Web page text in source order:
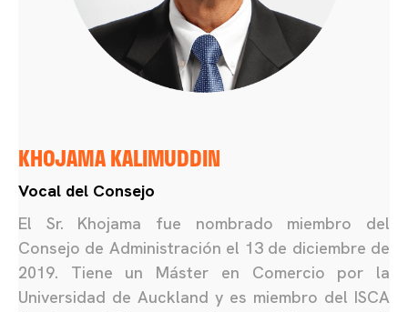
KHOJAMA KALIMUDDIN
Vocal del Consejo
El Sr. Khojama fue nombrado miembro del
Consejo de Administración el 13 de diciembre de
2019. Tiene un Máster en Comercio por la
Universidad de Auckland y es miembro del ISCA